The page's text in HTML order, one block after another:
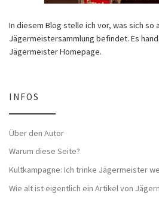
In diesem Blog stelle ich vor, was sich so
Jägermeistersammlung befindet. Es
Jägermeister Homepage.
INFOS
Über den Autor
Warum diese Seite?
Kultkampagne: Ich trinke Jägermeister
Wie alt ist eigentlich ein Artikel von